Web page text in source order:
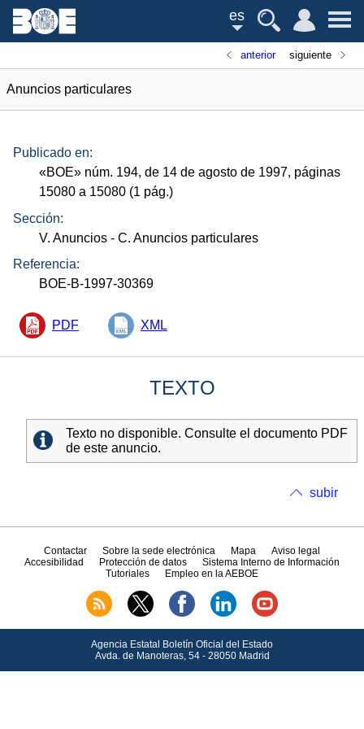
es
anterior siguiente
Anuncios particulares
Publicado en:
«BOE» núm. 194, de 14 de agosto de 1997, páginas
15080 a 15080 (1 pág.)
Sección:
V. Anuncios - C. Anuncios particulares
Referencia:
BOE-B-1997-30369
PDF XML
TEXTO
Texto no disponible. Consulte el documento PDF
de este anuncio.
subir
Contactar Sobre la sede electrónica Mapa
Aviso legal
Accesibilidad
Protección de datos
Sistema Interno de Información
Tutoriales
Empleo en la AEBOE
Agencia Estatal Boletín Oficial del Estado
Avda.de Manoteras, 54 - 28050 Madrid